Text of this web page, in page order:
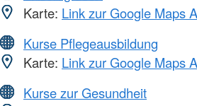
Karte: Link zur Google Maps
Kurse Pflegeausbildung
Karte: Link zur Google Maps
Kurse zur Gesundheit